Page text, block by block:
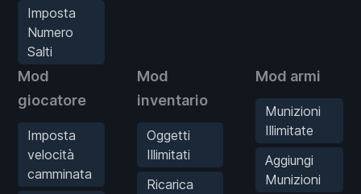
Imposta
Numero
Salti
Mod
giocatore
Imposta
velocità
camminata
Mod
inventario
Oggetti
Illimitati
Ricarica
Mod armi
Munizioni
Illimitate
Aggiungi
Munizioni